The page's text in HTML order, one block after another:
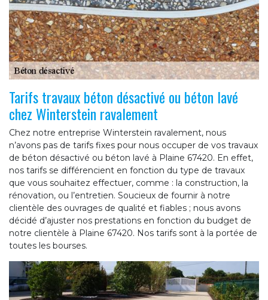
Tarifs travaux béton désactivé ou béton lavé
chez Winterstein ravalement
Chez notre entreprise Winterstein ravalement, nous
n’avons pas de tarifs fixes pour nous occuper de vos travaux
de béton désactivé ou béton lavé à Plaine 67420. En effet,
nos tarifs se différencient en fonction du type de travaux
que vous souhaitez effectuer, comme : la construction, la
rénovation, ou l’entretien. Soucieux de fournir à notre
clientèle des ouvrages de qualité et fiables ; nous avons
décidé d’ajuster nos prestations en fonction du budget de
notre clientèle à Plaine 67420. Nos tarifs sont à la portée de
toutes les bourses.